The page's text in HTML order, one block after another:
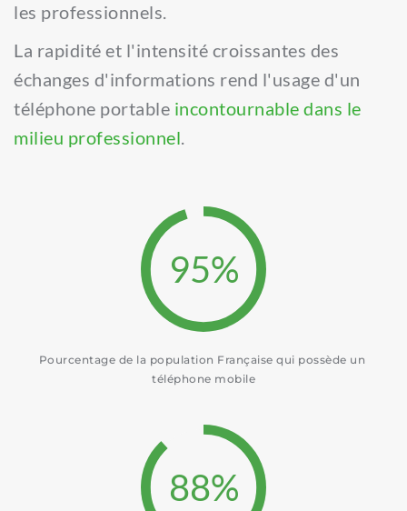
95%
Pourcentage de la population Française qui possède un
téléphone mobile
88%
les professionnels.
La rapidité et l'intensité croissantes des
échanges d'informations rend l'usage d'un
téléphone portable incontournable dans le
milieu professionnel.